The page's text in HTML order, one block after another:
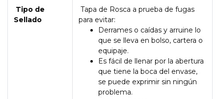
Tipo de
Sellado
Tapa de Rosca a prueba de fugas
para evitar:
Derrames o caídas y arruine lo
que se lleva en bolso, cartera o
equipaje.
Es fácil de llenar por la abertura
que tiene la boca del envase,
se puede exprimir sin ningún
problema.